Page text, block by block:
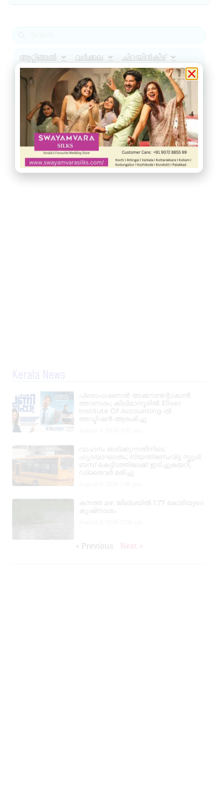
ആറ്റിങ്ങൽ വർക്കല ചിറയിൻകീഴ്
നെടുമങ്ങാട് വാമനപുരം കാട്ടാക്കട
അരുവിക്കര ചുറ്റുവട്ടം ഇൻഫോ
Kerala News
പ്രൊഫഷണൽ അക്കൗണ്ടന്റാകാൻ
അവസരം; കിലിമാനൂരിൽ Elixer
Institute Of Accounting-ൽ
അഡ്മിഷൻ ആരംഭിച്ചു
വാഹനം ഓടിക്കുന്നതിനിടെ
ഹൃദയാഘാതം; നിയന്ത്രണംവിട്ട സ്കൂൾ
ബസ് കെട്ടിടത്തിലേക്ക് ഇടിച്ചുകയറി,
ഡ്രൈവർ മരിച്ചു
കനത്ത മഴ: ജില്ലയിൽ 1.77 കോടിയുടെ
കൃഷിനാശം
« Previous Next »